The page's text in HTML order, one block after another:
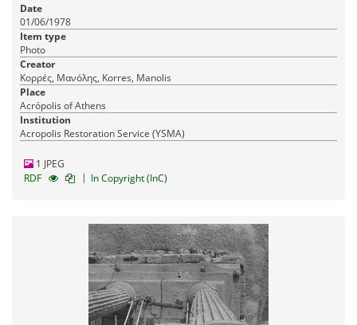
Date
01/06/1978
Item type
Photo
Creator
Κορρές, Μανόλης, Korres, Manolis
Place
Acrópolis of Athens
Institution
Acropolis Restoration Service (YSMA)
1 JPEG
RDF
| In Copyright (InC)